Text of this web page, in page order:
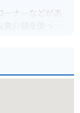
ナーなどがあ
介類を使った
す。